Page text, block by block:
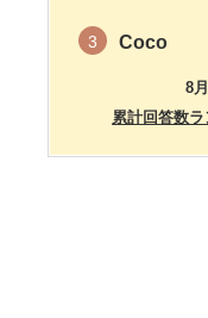
3 Coco
8
累計回答数